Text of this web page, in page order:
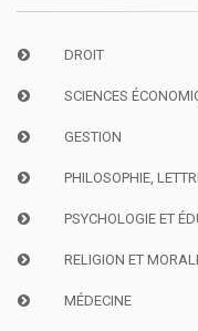
DROIT
SCIENCES
GESTION
PHILOSOPHIE,
PSYCHOLOGIE ET
RELIGION ET
MÉDECINE